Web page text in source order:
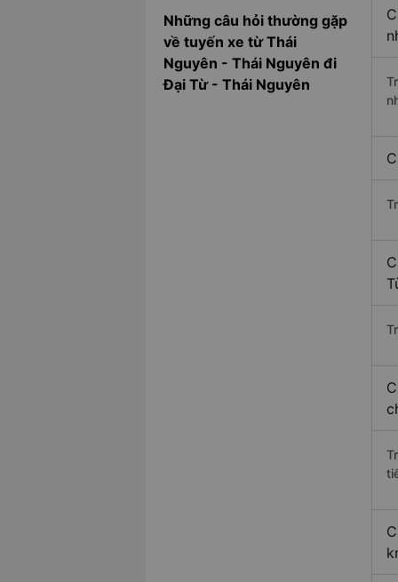
Những câu hỏi thường gặp
về tuyến xe từ Thái
Nguyên - Thái Nguyên đi
Đại Từ - Thái Nguyên